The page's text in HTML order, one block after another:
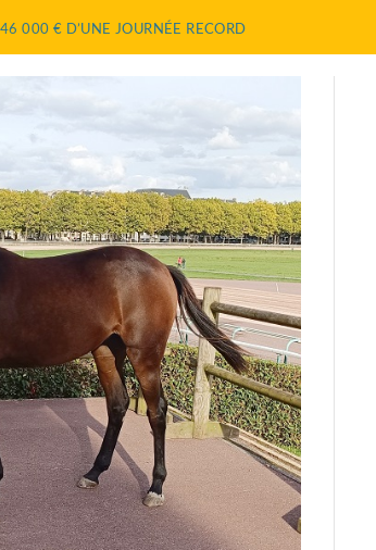
000 € D’UNE JOURNÉE RECORD